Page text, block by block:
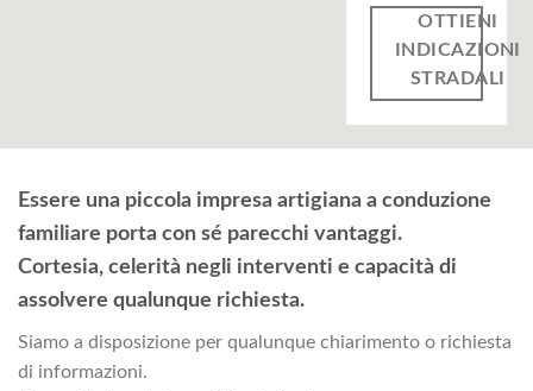
OTTIENI
INDICAZIONI
STRADALI
Essere una piccola impresa artigiana a conduzione
familiare porta con sé parecchi vantaggi.
Cortesia, celerità negli interventi e capacità di
assolvere qualunque richiesta.
Siamo a disposizione per qualunque chiarimento o richiesta
di informazioni.